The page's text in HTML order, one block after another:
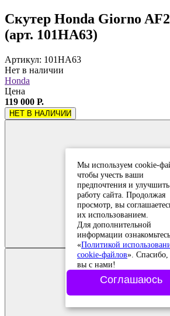
Скутер Honda Giorno
(арт. 101HA63)
Артикул: 101HA63
Нет в наличии
Honda
Цена
119 000 Р.
НЕТ В НАЛИЧИИ
Добавить в
сравнение
Добавлено в
сравнение
Мы используем cookie-
чтобы учесть ваши
предпочтения и улучшить
работу сайта. Продолжая
просмотр, вы
их использованием.
Для дополнительной
информации
«Политикой
cookie-файлов». Спасибо,
вы с нами!
Соглашаюсь